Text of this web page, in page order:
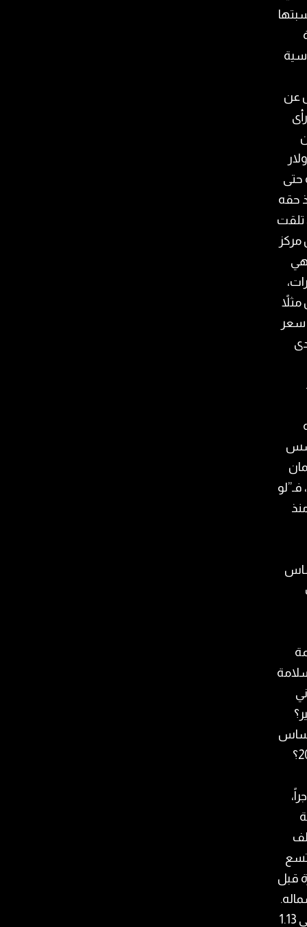
عن
حتى
حقه
تلقت
مركز
ينتهي
سعر
أسس
أساس
30 ألف ليرة للدولار الواحد، هل ستشمل كل الأعوام السابقة لعام 2024؟
مركزاً، 19 مستأجراً،
تسع
قبل
وقبل عام 2019 كان الضمان يدفع 1.7 مليار ليرة سنوياً بدلات إيجار، حوالى 1.13